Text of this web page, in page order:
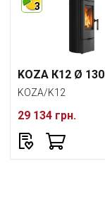
3
KOZA К12 Ø 130
KOZA/K12
29 134 грн.